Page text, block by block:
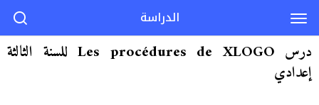
درس Les procédures de XLOGO للسنة الثالثة
إعدادي
الدراسة